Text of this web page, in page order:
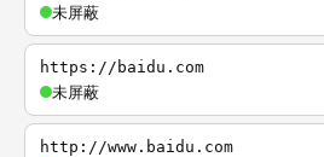
未屏蔽
https://baidu.com
未屏蔽
http://www.baidu.com